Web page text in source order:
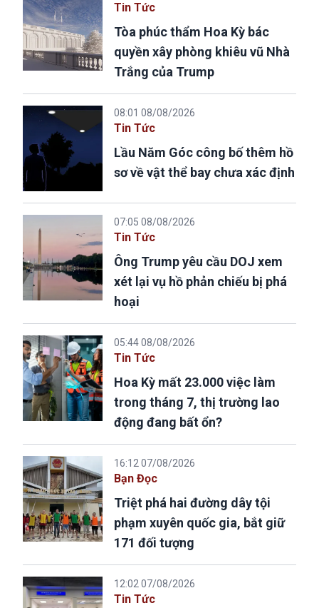
Tin Tức
Tòa phúc thẩm Hoa Kỳ bác
quyền xây phòng khiêu vũ Nhà
Trắng của Trump
08:01 08/08/2026
Tin Tức
Lầu Năm Góc công bố thêm hồ
sơ về vật thể bay chưa xác định
07:05 08/08/2026
Tin Tức
Ông Trump yêu cầu DOJ xem
xét lại vụ hồ phản chiếu bị phá
hoại
05:44 08/08/2026
Tin Tức
Hoa Kỳ mất 23.000 việc làm
trong tháng 7, thị trường lao
động đang bất ổn?
16:12 07/08/2026
Bạn Đọc
Triệt phá hai đường dây tội
phạm xuyên quốc gia, bắt giữ
171 đối tượng
12:02 07/08/2026
Tin Tức